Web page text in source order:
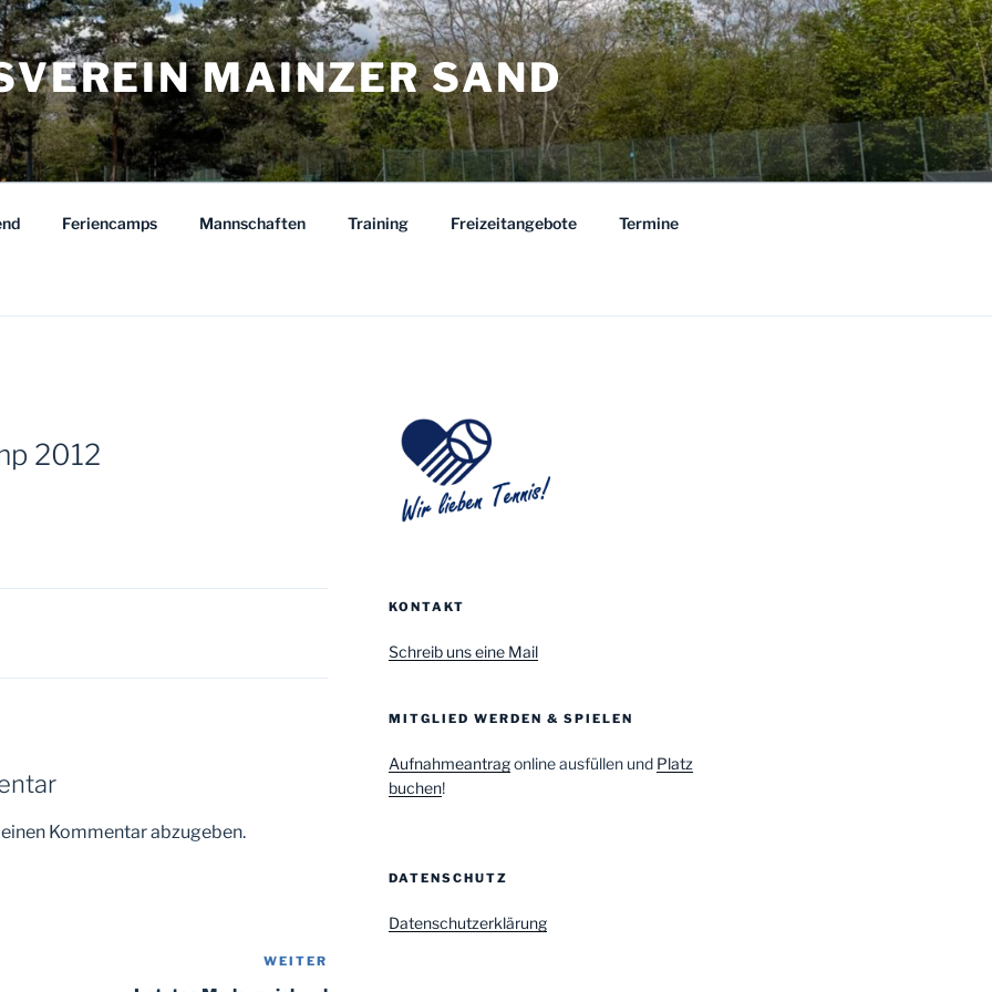
MAINZER SAND
Feriencamps Mannschaften Training Freizeitangebote Termine
2012
Kommentar abzugeben.
WEITER
KONTAKT
Schreib uns eine Mail
MITGLIED WERDEN & SPIELEN
Aufnahmeantragonline ausfüllen und Platz
buchen!
DATENSCHUTZ
Datenschutzerklärung